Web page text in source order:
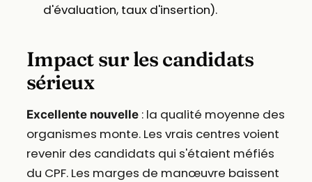
d'évaluation, taux d'insertion).
Impact sur les candidats
sérieux
Excellente nouvelle: la qualité moyenne des
organismes monte. Les vrais centres voient
revenir des candidats qui s'étaient méfiés
du CPF. Les marges de manœuvre baissent